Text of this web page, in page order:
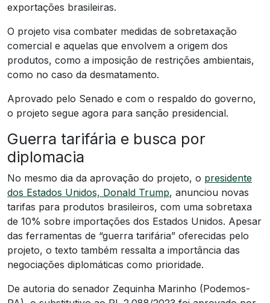
exportações brasileiras.
O projeto visa combater medidas de sobretaxação
comercial e aquelas que envolvem a origem dos
produtos, como a imposição de restrições ambientais,
como no caso da desmatamento.
Aprovado pelo Senado e com o respaldo do governo,
o projeto segue agora para sanção presidencial.
Guerra tarifária e busca por
diplomacia
No mesmo dia da aprovação do projeto, o presidente
dos Estados Unidos, Donald Trump, anunciou novas
tarifas para produtos brasileiros, com uma sobretaxa
de 10% sobre importações dos Estados Unidos. Apesar
das ferramentas de “guerra tarifária” oferecidas pelo
projeto, o texto também ressalta a importância das
negociações diplomáticas como prioridade.
De autoria do senador Zequinha Marinho (Podemos-